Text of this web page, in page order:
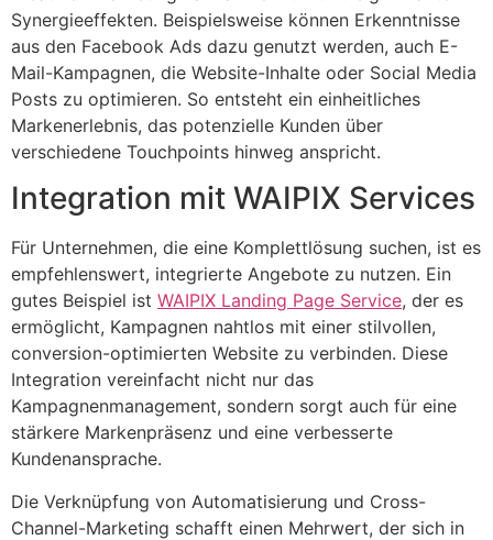
Synergieeffekten. Beispielsweise können Erkenntnisse
aus den Facebook Ads dazu genutzt werden, auch E-
Mail-Kampagnen, die Website-Inhalte oder Social Media
Posts zu optimieren. So entsteht ein einheitliches
Markenerlebnis, das potenzielle Kunden über
verschiedene Touchpoints hinweg anspricht.
Integration mit WAIPIX Services
Für Unternehmen, die eine Komplettlösung suchen, ist es
empfehlenswert, integrierte Angebote zu nutzen. Ein
gutes Beispiel ist WAIPIX Landing Page Service, der es
ermöglicht, Kampagnen nahtlos mit einer stilvollen,
conversion-optimierten Website zu verbinden. Diese
Integration vereinfacht nicht nur das
Kampagnenmanagement, sondern sorgt auch für eine
stärkere Markenpräsenz und eine verbesserte
Kundenansprache.
Die Verknüpfung von Automatisierung und Cross-
Channel-Marketing schafft einen Mehrwert, der sich in